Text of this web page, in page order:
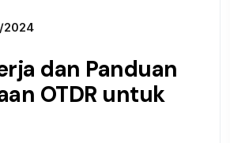
2024
dan Panduan
OTDR untuk